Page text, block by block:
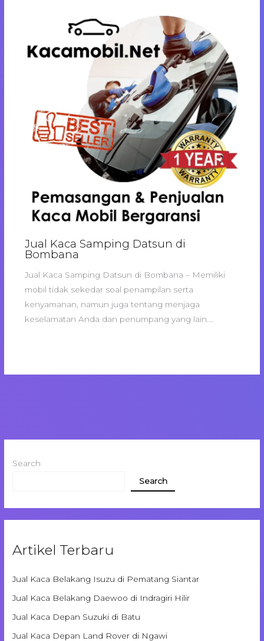
Jual Kaca Samping Datsun di
Bombana
Jual Kaca Samping Datsun di Bombana – Memiliki
mobil tidak sekedar soal penampilan serta
kenyamanan, namun juga tentang menjaga
keselamatan Anda dan penumpang yang lain.…
Search
Search
Artikel Terbaru
Jual Kaca Belakang Isuzu di Pematang Siantar
Jual Kaca Belakang Daewoo di Indragiri Hilir
Jual Kaca Depan Suzuki di Batu
Jual Kaca Depan Land Rover di Ngawi